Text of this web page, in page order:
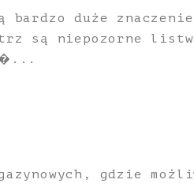
bardzo duże
są niepozorne
gdzie